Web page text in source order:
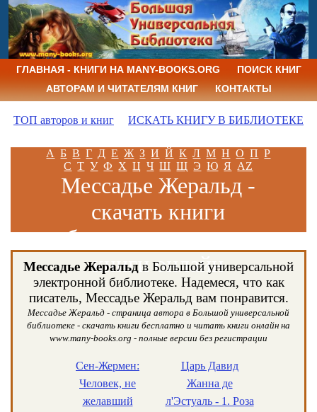
ГЛАВНАЯ - КНИГИ НА MANY-BOOKS.ORG
ПОИСК КНИГ
АВТОРАМ И ЧИТАТЕЛЯМ КНИГ
КОНТАКТЫ
ТОП авторов и книг ИСКАТЬ КНИГУ В БИБЛИОТЕКЕ
А Б В Г Д Е Ж З И Й К Л М Н О П Р
С Т У Ф Х Ц Ч Ш Щ Э Ю Я AZ
Мессадье Жеральд -
скачать книги
бесплатно и читать
книги онлайн
Мессадье Жеральд в Большой универсальной
электронной библиотеке. Надемеся, что как
писатель, Мессадье Жеральд вам понравится.
Мессадье Жеральд - страница автора в Большой универсальной
библиотеке - скачать книги бесплатно и читать книги онлайн на
www.many-books.org - полные версии без регистрации
Сен-Жермен:
Человек, не
желавший
Царь Давид
Жанна де
л'Эстуаль - 1. Роза